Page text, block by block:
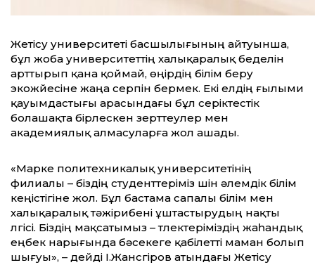
Жетісу университеті басшылығының айтуынша,
бұл жоба университеттің халықаралық беделін
арттырып қана қоймай, өңірдің білім беру
экожүйесіне жаңа серпін бермек. Екі елдің ғылыми
қауымдастығы арасындағы бұл серіктестік
болашақта бірлескен зерттеулер мен
академиялық алмасуларға жол ашады.
«Марке политехникалық университетінің
филиалы – біздің студенттеріміз үшін әлемдік білім
кеңістігіне жол. Бұл бастама сапалы білім мен
халықаралық тәжірибені ұштастырудың нақты
үлгісі. Біздің мақсатымыз – түлектеріміздің жаһандық
еңбек нарығында бәсекеге қабілетті маман болып
шығуы», – дейді І.Жансүгіров атындағы Жетісу